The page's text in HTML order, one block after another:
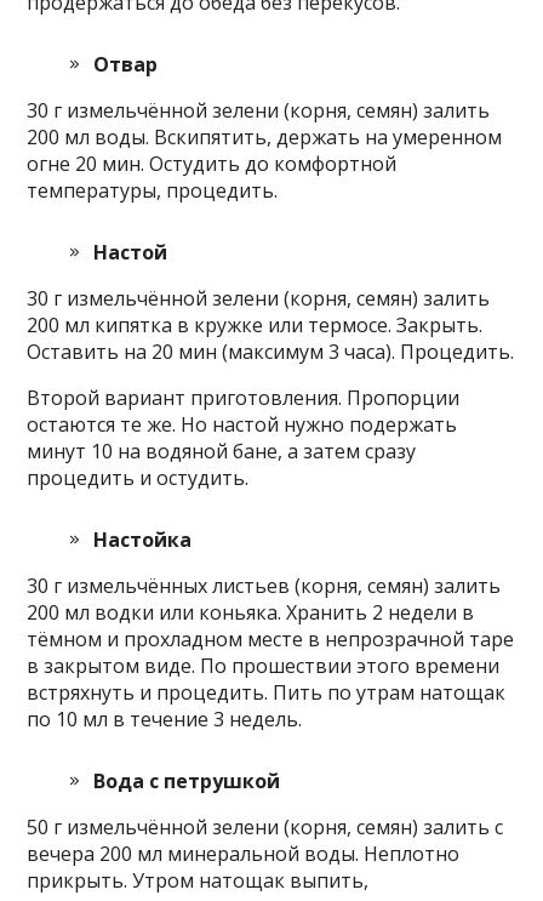
Отвар
30 г измельчённой зелени (корня, семян) залить
200 мл воды. Вскипятить, держать на умеренном
огне 20 мин. Остудить до комфортной
температуры, процедить.
Настой
30 г измельчённой зелени (корня, семян) залить
200 мл кипятка в кружке или термосе. Закрыть.
Оставить на 20 мин (максимум 3 часа). Процедить.
Второй вариант приготовления. Пропорции
остаются те же. Но настой нужно подержать
минут 10 на водяной бане, а затем сразу
процедить и остудить.
Настойка
30 г измельчённых листьев (корня, семян) залить
200 мл водки или коньяка. Хранить 2 недели в
тёмном и прохладном месте в непрозрачной таре
в закрытом виде. По прошествии этого времени
встряхнуть и процедить. Пить по утрам натощак
по 10 мл в течение 3 недель.
Вода с петрушкой
50 г измельчённой зелени (корня, семян) залить с
вечера 200 мл минеральной воды. Неплотно
прикрыть. Утром натощак выпить,